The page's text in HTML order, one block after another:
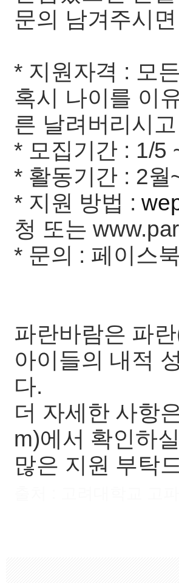
문의 남겨주시
* 지원자격 : 모
혹시 나이를 이
른 날려버리시
* 모집기간 : 1/5
* 활동기간 : 2
* 지원 방법 :
청 또는
* 문의 : 페이스
파란바람은 파
아이들의 내적
다.
더 자세한 사항
m)에서 확인하
많은 지원 부탁